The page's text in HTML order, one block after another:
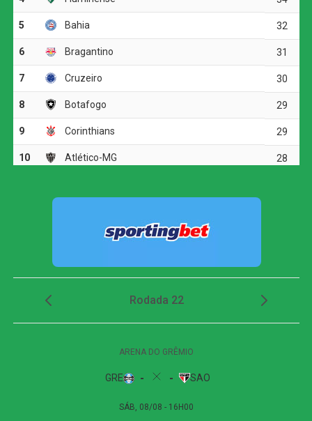
No segundo tempo, a missão do Vitória ficou ainda mais
difícil. Aos 21 minutos, Martínez fez falta em Léo Derick,
recebeu o segundo cartão amarelo e foi expulso.
Athletico-PR bate o Vitória por 2 a 0 e abre
Aos 32 minutos, o Athletico ampliou a vantagem. Viveiros
cara com Lucas Arcanjo, mandou para o fundo da rede,
TÉCNICA
21h, de Brasília
Athletico-PR: Arthur Dias e